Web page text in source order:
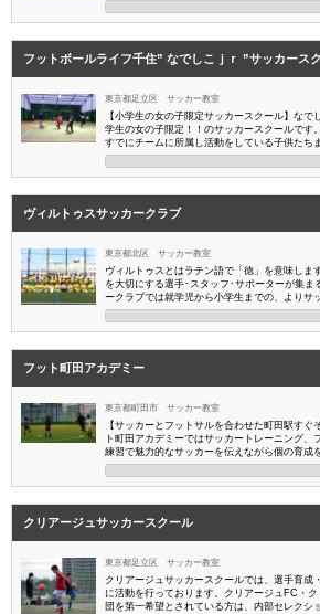
フットボールライフ千住” なでしこｊｒ ”サッカース
東京都足立区 サッカー教室
【小学生の女の子限定サッカースクール】な
学生の女の子限定！！のサッカースクールです
すでにチームに所属し活動をしている子供たち
ヴィルトゥスサッカークラブ
東京都北区 サッカー教室
ヴィルトゥスとはラテン語で「徳」を意味しま
を大切にする選手･スタッフ･サポーターが集ま
ークラブでは就学児から小学生までの、よりサ
フット町田アカデミー
東京都町田市 サッカー教室
【サッカーとフットサルを合わせた町田駅す
ト町田アカデミーではサッカートレーニング、
練習で魅力的なサッカーを伝えながら個の育成
クリアージュサッカースクール
東京都足立区 サッカー教室
クリアージュサッカースクールでは、選手育成
に活動を行っております。クリアージュFC・
団を第一希望とされている方は、内部セレクシ